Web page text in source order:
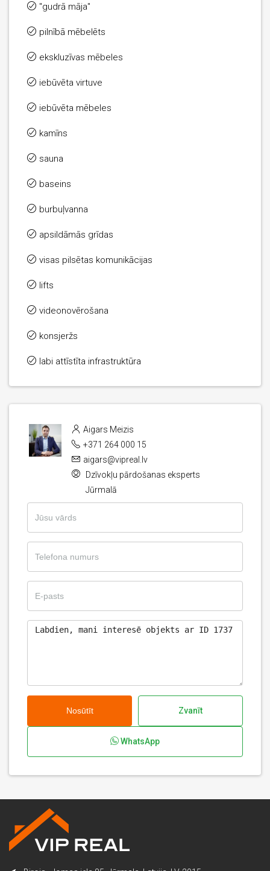
"gudrā māja"
pilnībā mēbelēts
ekskluzīvas mēbeles
iebūvēta virtuve
iebūvēta mēbeles
kamīns
sauna
baseins
burbuļvanna
apsildāmās grīdas
visas pilsētas komunikācijas
lifts
videonovērošana
konsjeržs
labi attīstīta infrastruktūra
Aigars Meizis
+371 264 000 15
aigars@vipreal.lv
Dzīvokļu pārdošanas eksperts
Jūrmalā
Nosūtīt Zvanīt
WhatsApp